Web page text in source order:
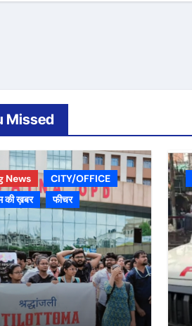
Missed
News
CITY/OFFICE
की ख़बर
फीचर